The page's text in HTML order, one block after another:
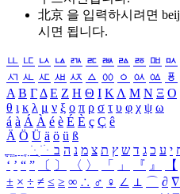
北京 을 입력하시려면
시면 됩니다.
ㅥ ㅦ ㅧ ㅨ ㅩ ㅪ ㅫ ㅬ ㅭ ㅮ ㅯ
ㅺ ㅻ ㅼ ㅽ ㅾ ㅿ ㆀ ㆁ ㆂ ㆃ ㆄ
Α Β ΓΔ Ε Ζ Η Θ Ι ΚΛ Μ Ν Ξ Ο
θ ι κ λ μ ν ξ ο π ρ σ τ υ φ χ ψ ω
á à Á À é è É È ç Ç ê
Ä Ö Ü ä ö ü ß
ִֶֹ ֻּ ׁׂ י ע כ ג ד ש ץ ת צ מ נ ה ב
‘ ’ “ ” 〔 〕 〈 〉 「 」 『 』 【
± × ÷ ≠ ≤ ≥ ∞ ∴ ♂ ♀ ∠ ⊥ ⌒ ∂ ∇